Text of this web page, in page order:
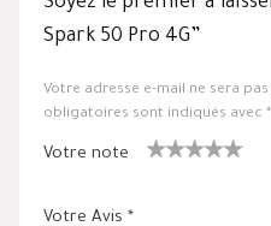
Spark 50 Pro 4G”
Votre adresse e-mail ne sera
obligatoires sont indiqués avec *
Votre note
Votre Avis *